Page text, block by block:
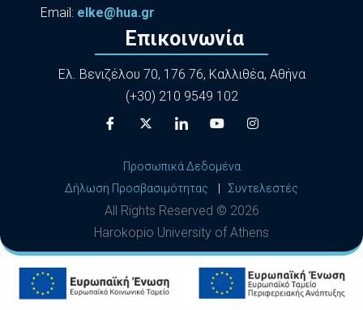
Εmail: elke@hua.gr
Επικοινωνία
Ελ. Βενιζέλου 70, 176 76, Καλλιθέα, Αθήνα
(+30) 210 9549 102
Προσωπικά Δεδομένα
Δήλωση Προσβασιμότητας
Συντελεστές
All Rights Reserved © 2026
Harokopio University of Athens